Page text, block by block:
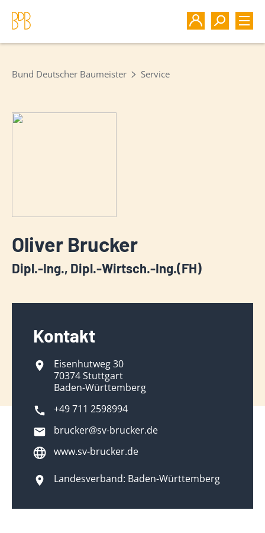
Bund Deutscher Baumeister Service
Oliver Brucker
Dipl.-Ing., Dipl.-Wirtsch.-Ing.(FH)
Kontakt
Eisenhutweg 30
70374 Stuttgart
Baden-Württemberg
+49 711 2598994
brucker@sv-brucker.de
www.sv-brucker.de
Landesverband: Baden-Württemberg